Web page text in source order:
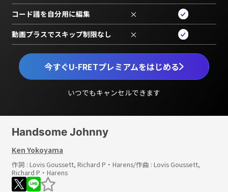
今すぐU-FRETプレミアムをはじめる
いつでもキャンセルできます
コード譜を自分用に編集 ×
動画プラスでスキップ制限なし ×
Handsome Johnny
Ken Yokoyama
作詞 : Lovis Goussett, Richard P・Harens/作曲 : Lovis Goussett,
Richard P・Harens